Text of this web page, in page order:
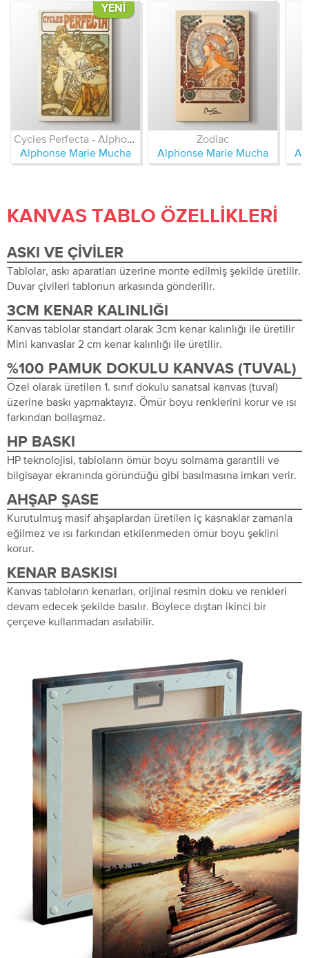
YENI
Cycles Perfecta - Alphonse Mucha
Alphonse Marie Mucha
Zodiac
Alphonse Marie Mucha
KANVAS TABLO ÖZELLIKLERI
ASKI VE ÇIVILER
Tablolar, askı aparatları üzerine monte edilmiş şekilde üretilir.
Duvar çivileri tablonun arkasında gönderilir.
3CM KENAR KALINLIĞI
Kanvas tablolar standart olarak 3cm kenar kalınlığı ile üretilir
Mini kanvaslar 2 cm kenar kalınlığı ile üretilir.
%100 PAMUK DOKULU KANVAS (TUVAL)
Özel olarak üretilen 1. sınıf dokulu sanatsal kanvas (tuval)
üzerine baskı yapmaktayız. Ömür boyu renklerini korur ve ısı
farkından bollaşmaz.
HP BASKI
HP teknolojisi, tabloların ömür boyu solmama garantili ve
bilgisayar ekranında göründüğü gibi basılmasına imkan verir.
AHŞAP ŞASE
Kurutulmuş masif ahşaplardan üretilen iç kasnaklar zamanla
eğilmez ve ısı farkından etkilenmeden ömür boyu şeklini
korur.
KENAR BASKISI
Kanvas tabloların kenarları, orijinal resmin doku ve renkleri
devam edecek şekilde basılır. Böylece dıştan ikinci bir
çerçeve kullanmadan asılabilir.